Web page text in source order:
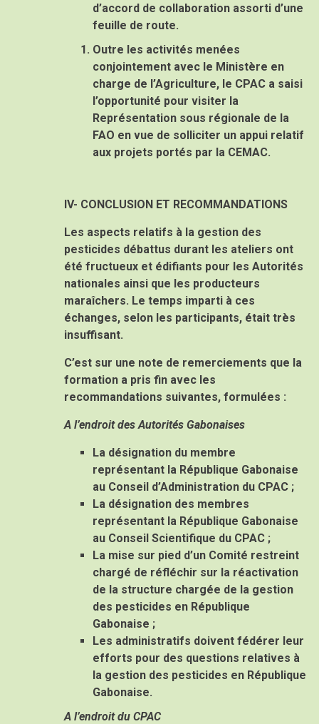
d’accord de collaboration assorti d’une
feuille de route.
Outre les activités menées
conjointement avec le Ministère en
charge de l’Agriculture, le CPAC a saisi
l’opportunité pour visiter la
Représentation sous régionale de la
FAO en vue de solliciter un appui relatif
aux projets portés par la CEMAC.
IV- CONCLUSION ET RECOMMANDATIONS
Les aspects relatifs à la gestion des
pesticides débattus durant les ateliers ont
été fructueux et édifiants pour les Autorités
nationales ainsi que les producteurs
maraîchers. Le temps imparti à ces
échanges, selon les participants, était très
insuffisant.
C’est sur une note de remerciements que la
formation a pris fin avec les
recommandations suivantes, formulées :
A l’endroit des Autorités Gabonaises
La désignation du membre
représentant la République Gabonaise
au Conseil d’Administration du CPAC ;
La désignation des membres
représentant la République Gabonaise
au Conseil Scientifique du CPAC ;
La mise sur pied d’un Comité restreint
chargé de réfléchir sur la réactivation
de la structure chargée de la gestion
des pesticides en République
Gabonaise ;
Les administratifs doivent fédérer leur
efforts pour des questions relatives à
la gestion des pesticides en République
Gabonaise.
A l’endroit du CPAC